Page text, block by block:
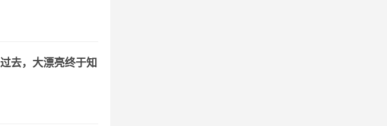
去，大漂亮终于知